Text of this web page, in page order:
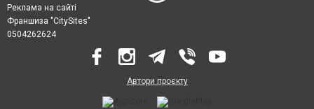
Реклама на сайті
Франшиза "CitySites"
0504262624
Автори проєкту